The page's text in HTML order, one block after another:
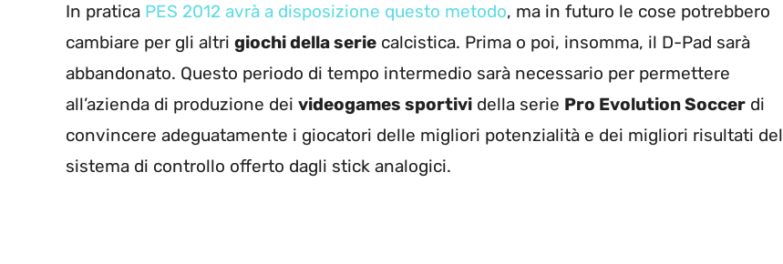
In pratica PES 2012 avrà a disposizione questo metodo, ma in futuro le cose potrebbero
cambiare per gli altri giochi della serie calcistica. Prima o poi, insomma, il D-Pad sarà
abbandonato. Questo periodo di tempo intermedio sarà necessario per permettere
all’azienda di produzione dei videogames sportivi della serie Pro Evolution Soccer di
convincere adeguatamente i giocatori delle migliori potenzialità e dei migliori risultati del
sistema di controllo offerto dagli stick analogici.